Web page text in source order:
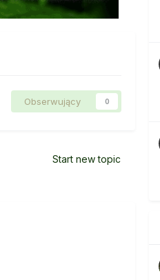
Obserwujący 0
Start new topic